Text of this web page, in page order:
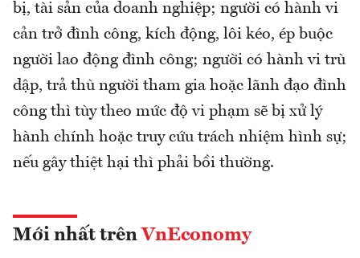
bị, tài sản của doanh nghiệp; người có hành vi
cản trở đình công, kích động, lôi kéo, ép buộc
người lao động đình công; người có hành vi trù
dập, trả thù người tham gia hoặc lãnh đạo đình
công thì tùy theo mức độ vi phạm sẽ bị xử lý
hành chính hoặc truy cứu trách nhiệm hình sự;
nếu gây thiệt hại thì phải bồi thường.
Mới nhất trên VnEconomy